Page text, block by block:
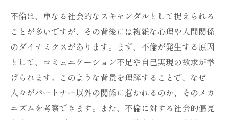
不倫は、単なる社会的なスキャンダルとして捉えられる
ことが多いですが、その背後には複雑な心理や人間関係
のダイナミクスがあります。まず、不倫が発生する原因
として、コミュニケーション不足や自己実現の欲求が挙
げられます。このような背景を理解することで、なぜ
人々がパートナー以外の関係に惹かれるのか、そのメカ
ニズムを考察できます。また、不倫に対する社会的偏見